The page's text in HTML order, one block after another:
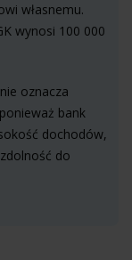
własnemu.
wynosi 100 000
oznacza
bank
dochodów,
do